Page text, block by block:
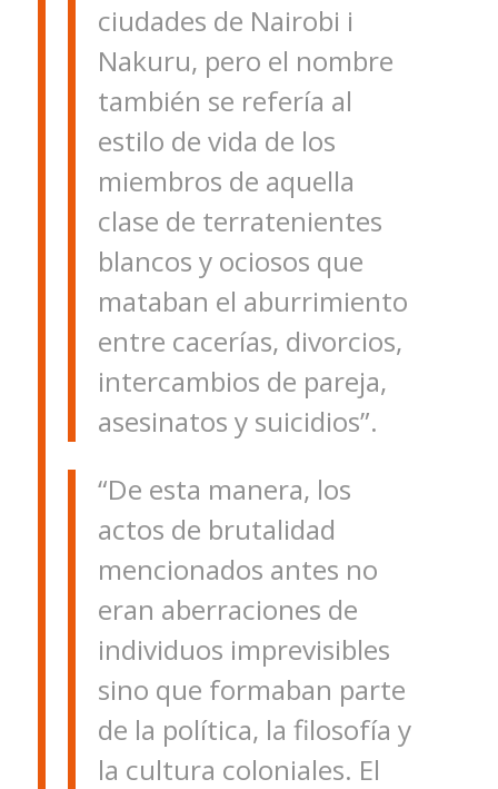
ciudades de Nairobi i
Nakuru, pero el nombre
también se refería al
estilo de vida de los
miembros de aquella
clase de terratenientes
blancos y ociosos que
mataban el aburrimiento
entre cacerías, divorcios,
intercambios de pareja,
asesinatos y suicidios”.
“De esta manera, los
actos de brutalidad
mencionados antes no
eran aberraciones de
individuos imprevisibles
sino que formaban parte
de la política, la filosofía y
la cultura coloniales. El